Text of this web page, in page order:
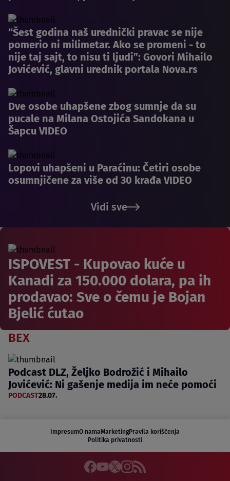
“Šest godina naš urednički pravac se nije
pomerio ni milimetar. Ako se promeni - to
nije taj sajt, to nisu ti ljudi”: Govori Mihailo
Jovićević, glavni urednik portala Nova.rs
Dve osobe uhapšene zbog sumnje da su
pucale na Milana Ostojića Sandokana u
Šapcu VIDEO
Lopovi uhapšeni u Paraćinu: Četiri osobe
osumnjičene za više od 30 krađa VIDEO
Vidi sve
ISPOVEST - Kupovao kuće u
Kanadi za 150.000 dolara, pa ih
prodavao: Sve o čemu je Bojan
Bjelić ćutao
BEX
Podcast DLZ, Željko Bodrožić i Mihailo
Jovićević: Ni gašenje medija im neće pomoći
PODCAST28.07.
ImpresumO namaMarketingPravila korišćenja
Politika privatnosti